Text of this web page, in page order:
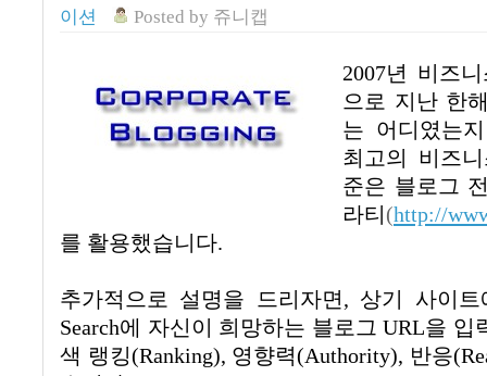
이션
Posted by 쥬니캡
2007년 비즈
으로 지난 한
는 어디였는
최고의 비즈
준은 블로그
라티 (http://
를 활용했습니다.
추가적으로 설명을 드리자면, 상기 사이
Search에 자신이 희망하는 블로그 URL을
색 랭킹(Ranking), 영향력(Authority), 반응